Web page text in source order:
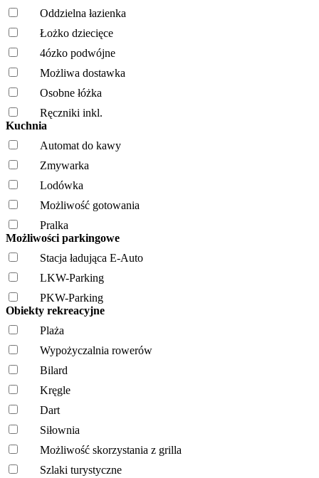
Oddzielna łazienka
Łożko dziecięce
4ózko podwójne
Możliwa dostawka
Osobne łóżka
Ręczniki inkl.
Kuchnia
Automat do kawy
Zmywarka
Lodówka
Możliwość gotowania
Pralka
Możliwości parkingowe
Stacja ładująca E-Auto
LKW-Parking
PKW-Parking
Obiekty rekreacyjne
Plaża
Wypożyczalnia rowerów
Bilard
Kręgle
Dart
Siłownia
Możliwość skorzystania z grilla
Szlaki turystyczne